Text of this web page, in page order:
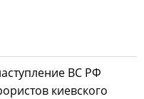
ВС РФ
киевского